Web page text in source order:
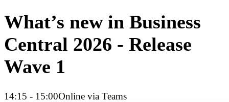
What’s new in Business
Central 2026 - Release
Wave 1
14:15 - 15:00Online via Teams